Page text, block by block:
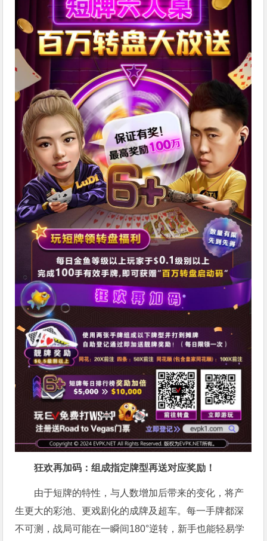
狂欢再加码：组成指定牌型再送对应奖励！
由于短牌的特性，与人数增加后带来的变化，将产
生更大的彩池、更戏剧化的成牌及超车。每一手牌都深
不可测，战局可能在一瞬间180°逆转，新手也能轻易学